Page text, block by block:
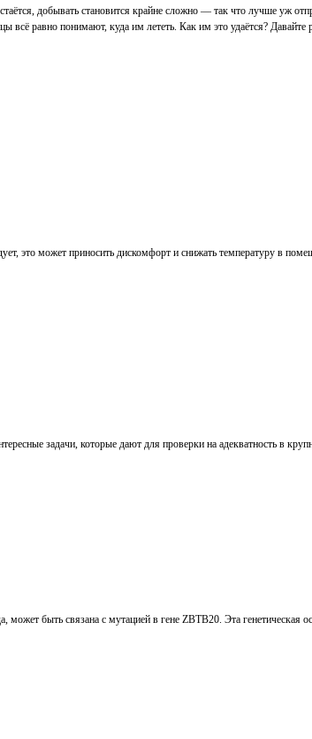
добывать становится крайне сложно — так что лучше уж
равно понимают, куда им лететь. Как им это удаётся? Давайте
это может приносить дискомфорт и снижать температуру в
задачи, которые дают для проверки на адекватность в
быть связана с мутацией в гене ZBTB20. Эта генетическая